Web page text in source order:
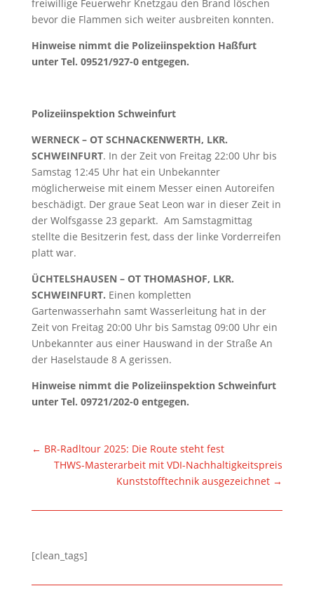
freiwillige Feuerwehr Knetzgau den Brand löschen
bevor die Flammen sich weiter ausbreiten konnten.
Hinweise nimmt die Polizeiinspektion Haßfurt
unter Tel. 09521/927-0 entgegen.
Polizeiinspektion Schweinfurt
WERNECK – OT SCHNACKENWERTH, LKR.
SCHWEINFURT. In der Zeit von Freitag 22:00 Uhr bis
Samstag 12:45 Uhr hat ein Unbekannter
möglicherweise mit einem Messer einen Autoreifen
beschädigt. Der graue Seat Leon war in dieser Zeit in
der Wolfsgasse 23 geparkt. Am Samstagmittag
stellte die Besitzerin fest, dass der linke Vorderreifen
platt war.
ÜCHTELSHAUSEN – OT THOMASHOF, LKR.
SCHWEINFURT. Einen kompletten
Gartenwasserhahn samt Wasserleitung hat in der
Zeit von Freitag 20:00 Uhr bis Samstag 09:00 Uhr ein
Unbekannter aus einer Hauswand in der Straße An
der Haselstaude 8 A gerissen.
Hinweise nimmt die Polizeiinspektion Schweinfurt
unter Tel. 09721/202-0 entgegen.
← BR-Radltour 2025: Die Route steht fest
THWS-Masterarbeit mit VDI-Nachhaltigkeitspreis
Kunststofftechnik ausgezeichnet →
[clean_tags]